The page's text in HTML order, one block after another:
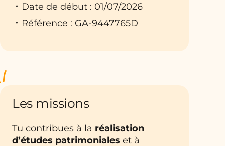
Date de début : 01/07/2026
Référence : GA-9447765D
Les missions
Tu contribues à la réalisation
d’études patrimoniales et à